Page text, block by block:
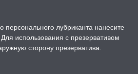
персонального лубриканта нанесите
использования с презервативом
сторону презерватива.